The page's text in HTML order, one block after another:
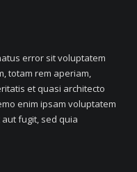
error sit voluptatem
totam rem aperiam,
et quasi architecto
enim ipsam voluptatem
fugit, sed quia